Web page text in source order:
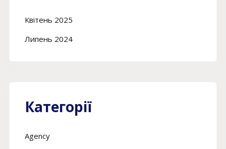
Квітень 2025
Липень 2024
Категорії
Agency